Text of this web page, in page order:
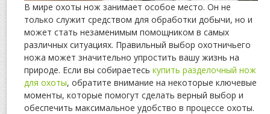
В мире охоты нож занимает особое место. Он не
только служит средством для обработки добычи, но и
может стать незаменимым помощником в самых
различных ситуациях. Правильный выбор охотничьего
ножа может значительно упростить вашу жизнь на
природе. Если вы собираетесь купить разделочный нож
для охоты, обратите внимание на некоторые ключевые
моменты, которые помогут сделать верный выбор и
обеспечить максимальное удобство в процессе охоты.